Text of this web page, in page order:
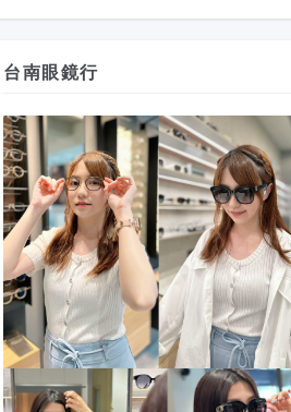
台南眼鏡行